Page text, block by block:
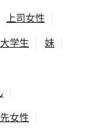
上司女性
学生 妹
女性